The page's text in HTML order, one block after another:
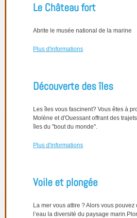
Le Château fort
Abrite le musée national de la marine
Plus d'informations
Découverte des îles
Les îles vous fascinent? Vous êtes à
Molène et d'Ouessant offrant des
îles du "bout du monde".
Plus d'informations
Voile et plongée
La mer vous attire ? Alors vous pouvez
l’eau la diversité du paysage